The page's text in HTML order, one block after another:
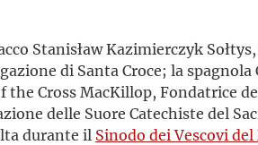
Stanisław Kazimierczyk
di Santa Croce; la spagnola
Cross MacKillop, Fondatrice
delle Suore Catechiste del
durante il Sinodo dei Vescovi